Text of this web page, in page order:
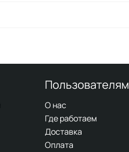
Пользователям
О нас
Где работаем
Доставка
Оплата